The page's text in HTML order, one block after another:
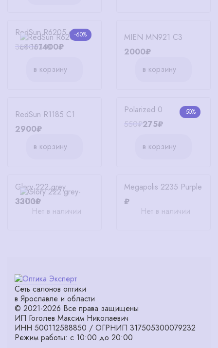
-60%
RedSun R6205 c4
3500₽1400₽
в корзину
MIEN MN921 C3
2000₽
в корзину
RedSun R1185 C1
2900₽
в корзину
-50%
Polarized 0
550₽275₽
в корзину
Glory 222 grey
3300₽
Нет в наличии
Megapolis 2235 Purple
₽
Нет в наличии
Сеть салонов оптики
в Ярославле и области
© 2021-2026 Все права защищены
ИП Гоголев Максим Николаевич
ИНН 500112588850 / ОГРНИП 317505300079232
Режим работы: с 10:00 до 20:00